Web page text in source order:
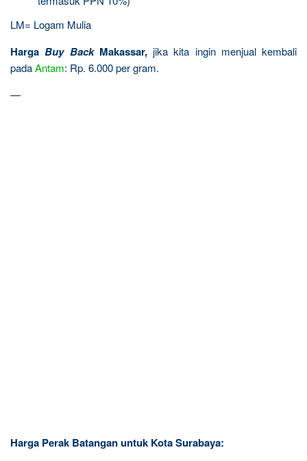
LM= Logam Mulia
Harga Buy BackMakassar,jika kita ingin menjual kembali
padaAntam: Rp. 6.000 per gram.
—
Harga Perak Batangan untuk Kota Surabaya: